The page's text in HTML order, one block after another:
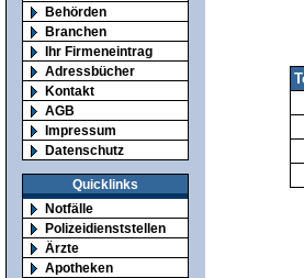
Behörden
Branchen
Ihr Firmeneintrag
Adressbücher
Kontakt
AGB
Impressum
Datenschutz
Quicklinks
Notfälle
Polizeidienststellen
Ärzte
Apotheken